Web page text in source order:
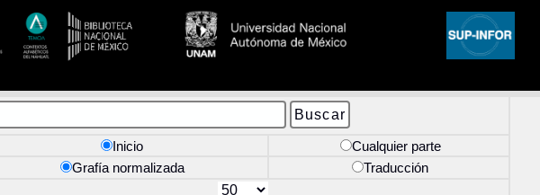
Inicio
Cualquier parte
Grafía normalizada
Traducción